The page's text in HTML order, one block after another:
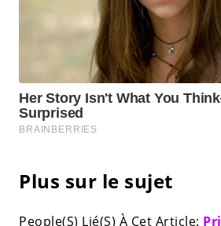
Plus sur le sujet
People(S) Lié(S) À Cet Article: